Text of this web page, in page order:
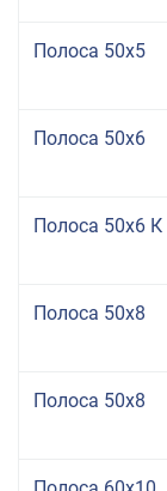
Полоса 50x5
Полоса 50x6
Полоса 50x6 К
Полоса 50x8
Полоса 50x8